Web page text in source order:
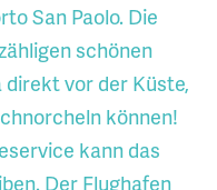
San Paolo. Die
schönen
direkt vor der Küste,
können!
kann das
Der Flughafen